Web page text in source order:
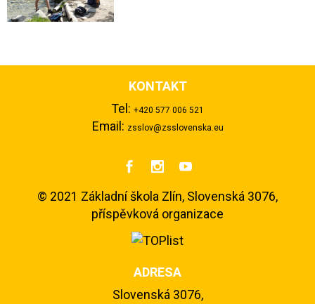
KONTAKT
Tel: +420 577 006 521
Email: zsslov@zsslovenska.eu
  
© 2021 Základní škola Zlín, Slovenská 3076,
příspěvková organizace
ADRESA
Slovenská 3076,